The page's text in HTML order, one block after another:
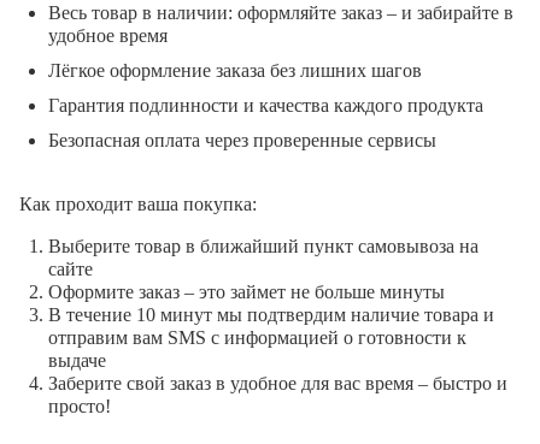
Весь товар в наличии: оформляйте заказ – и забирайте в
удобное время
Лёгкое оформление заказа без лишних шагов
Гарантия подлинности и качества каждого продукта
Безопасная оплата через проверенные сервисы
Как проходит ваша покупка:
Выберите товар в ближайший пункт самовывоза на
сайте
Оформите заказ – это займет не больше минуты
В течение 10 минут мы подтвердим наличие товара и
отправим вам SMS с информацией о готовности к
выдаче
Заберите свой заказ в удобное для вас время – быстро и
просто!